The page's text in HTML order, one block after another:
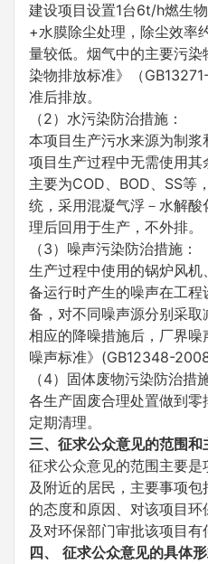
建设项目设置1台6t/h燃生
+水膜除尘处理，除尘效率
量较低。烟气中的主要污
染物排放标准》（
准后排放。
（2）水污染防治措施：
本项目生产污水来源为制浆
项目生产过程中无需使用
主要为COD、BOD、SS等
统，采用混凝气浮－水解
理后回用于生产，不外排。
（3）噪声污染防治措施：
生产过程中使用的锅炉风
备运行时产生的噪声在工
备，对不同噪声源分别采
相应的降噪措施后，厂界
噪声标准》(GB12348-
（4）固体废物污染防治措
各生产固废合理处置做到
定期清理。
三、征求公众意见的范围和
征求公众意见的范围主要
及附近的居民，主要事项
的态度和原因、对该项目
及对环保部门审批该项目有
四、
征求公众意见的具体形